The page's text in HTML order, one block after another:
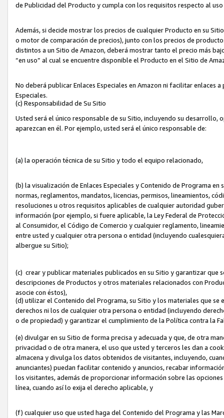
de Publicidad del Producto y cumpla con los requisitos respecto al uso
Además, si decide mostrar los precios de cualquier Producto en su
o motor de comparación de precios), junto con los precios de
distintos a un Sitio de Amazon, deberá mostrar tanto el precio más
“en uso” al cual se encuentre disponible el Producto en el Sitio de
No deberá publicar Enlaces Especiales en Amazon ni facilitar enlaces
Especiales.
(c) Responsabilidad de Su Sitio
Usted será el único responsable de su Sitio, incluyendo su
aparezcan en él. Por ejemplo, usted será el único responsable de:
(a) la operación técnica de su Sitio y todo el equipo relacionado,
(b) la visualización de Enlaces Especiales y Contenido de Programa
normas, reglamentos, mandatos, licencias, permisos, lineamientos,
resoluciones u otros requisitos aplicables de cualquier autoridad
información (por ejemplo, si fuere aplicable, la Ley Federal de
al Consumidor, el Código de Comercio y cualquier reglamento,
entre usted y cualquier otra persona o entidad (incluyendo
albergue su Sitio);
(c) crear y publicar materiales publicados en su Sitio y garantizar que
descripciones de Productos y otros materiales relacionados con
asocie con éstos),
(d) utilizar el Contenido del Programa, su Sitio y los materiales que se
derechos ni los de cualquier otra persona o entidad (incluyendo
o de propiedad) y garantizar el cumplimiento de la Política contra la
(e) divulgar en su Sitio de forma precisa y adecuada y que, de otra
privacidad o de otra manera, el uso que usted y terceros les dan a
almacena y divulga los datos obtenidos de visitantes, incluyendo,
anunciantes) puedan facilitar contenido y anuncios, recabar
los visitantes, además de proporcionar información sobre las
línea, cuando así lo exija el derecho aplicable, y
(f) cualquier uso que usted haga del Contenido del Programa y las